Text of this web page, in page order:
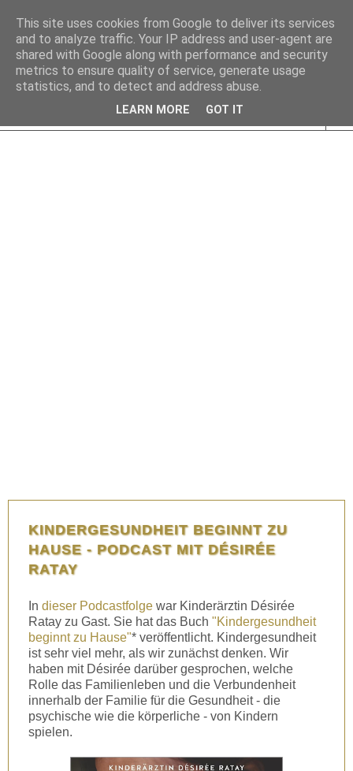
KINDERGESUNDHEIT BEGINNT ZU
HAUSE - PODCAST MIT DÉSIRÉE
RATAY
In dieser Podcastfolge war Kinderärztin Désirée
Ratay zu Gast. Sie hat das Buch "Kindergesundheit
beginnt zu Hause"* veröffentlicht. Kindergesundheit
ist sehr viel mehr, als wir zunächst denken. Wir
haben mit Désirée darüber gesprochen, welche
Rolle das Familienleben und die Verbundenheit
innerhalb der Familie für die Gesundheit - die
psychische wie die körperliche - von Kindern
spielen.
This site uses cookies from Google to deliver its services
and to analyze traffic. Your IP address and user-agent are
shared with Google along with performance and security
metrics to ensure quality of service, generate usage
statistics, and to detect and address abuse.
LEARN MORE GOT IT